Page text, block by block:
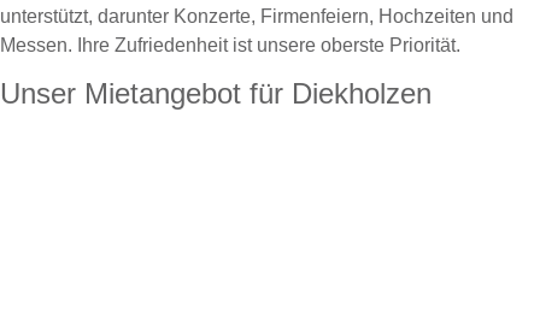
unterstützt, darunter Konzerte, Firmenfeiern, Hochzeiten und
Messen. Ihre Zufriedenheit ist unsere oberste Priorität.
Unser Mietangebot für Diekholzen